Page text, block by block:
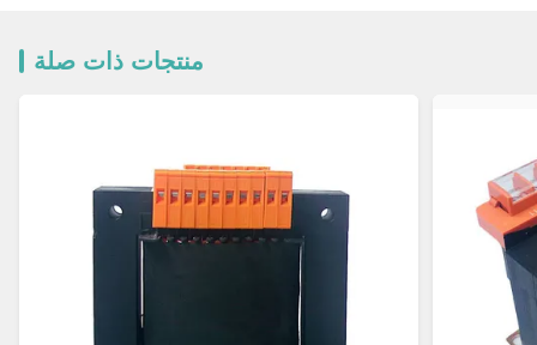
منتجات ذات صلة